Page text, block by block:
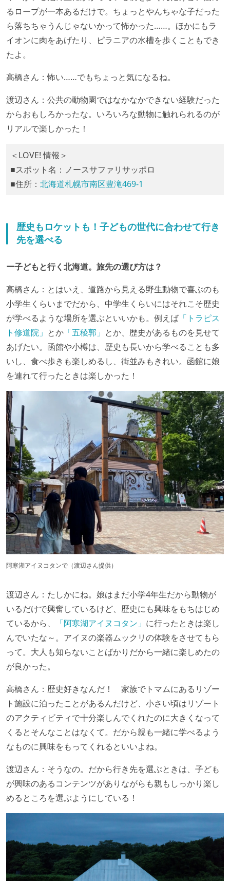
るロープが一本あるだけで。ちょっとやんちゃな子だった
ら落ちちゃうんじゃないかって怖かった……。ほかにもラ
イオンに肉をあげたり、ピラニアの水槽を歩くこともでき
たよ。
高橋さん：怖い……でもちょっと気になるね。
渡辺さん：公共の動物園ではなかなかできない経験だった
からおもしろかったな。いろいろな動物に触れられるのが
リアルで楽しかった！
＜LOVE! 情報＞
■スポット名：ノースサファリサッポロ
■住所： 北海道札幌市南区豊滝469-1
歴史もロケットも！子どもの世代に合わせて行き
先を選べる
ー子どもと行く北海道。旅先の選び方は？
高橋さん：とはいえ、道路から見える野生動物で喜ぶのも
小学生くらいまでだから、中学生くらいにはそれこそ歴史
が学べるような場所を選ぶといいかも。例えば 「トラピス
ト修道院」 とか 「五稜郭」 とか、歴史があるものを見せて
あげたい。函館や小樽は、歴史も長いから学べることも多
いし、食べ歩きも楽しめるし、街並みもきれい。函館に娘
を連れて行ったときは楽しかった！
阿寒湖アイヌコタンで（渡辺さん提供）
渡辺さん：たしかにね。娘はまだ小学4年生だから動物が
いるだけで興奮しているけど、歴史にも興味をもちはじめ
ているから、
「阿寒湖アイヌコタン」 に行ったときは楽し
んでいたな～。アイヌの楽器ムックリの体験をさせてもら
って。大人も知らないことばかりだから一緒に楽しめたの
が良かった。
高橋さん：歴史好きなんだ！ 家族でトマムにあるリゾー
ト施設に泊ったことがあるんだけど、小さい頃はリゾート
のアクティビティで十分楽しんでくれたのに大きくなって
くるとそんなことはなくて。だから親も一緒に学べるよう
なものに興味をもってくれるといいよね。
渡辺さん：そうなの。だから行き先を選ぶときは、子ども
が興味のあるコンテンツがありながらも親もしっかり楽し
めるところを選ぶようにしている！